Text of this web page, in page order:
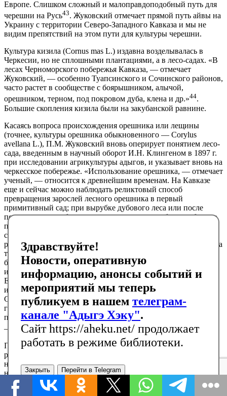
Европе. Слишком сложный и малоправдоподобный путь для
черешни на Русь43. Жуковский отмечает прямой путь айвы на
Украину с территории Северо-Западного Кавказа и мы не
видим препятствий на этом пути для культуры черешни.
Культура кизила (Сornus mas L.) издавна возделывалась в
Черкесии, но не сплошными плантациями, а в лесо-садах. «В
лесах Черноморского побережья Кавказа, — отмечает
Жуковский, — особенно Туапсинского и Сочинского районов,
часто растет в сообществе с боярышником, алычой,
орешником, терном, под покровом дуба, клена и др.»44.
Большие скопления кизила были на закубанской равнине.
Касаясь вопроса происхождения орешника или лещины
(точнее, культуры орешника обыкновенного — Corylus
avellana L.), П.М. Жуковский вновь оперирует понятием лесо-
сада, введенным в научный оборот И.Н. Клингеном в 1897 г.
при исследовании агрикультуры адыгов, и указывает вновь на
черкесское побережье. «Использование орешника, — отмечает
ученый, — относится к древнейшим временам. На Кавказе
еще и сейчас можно наблюдать реликтовый способ
превращения зарослей лесного орешника в первый
примитивный сад; при вырубке дубового леса или после
пожара орешник быстро восстанавливается, образуя обильно
плодоносящие заросли, несколько разреживаемые человеком,
создающим из них первородный сад… Не имея в своем
распоряжении столь огромных дикорастущих ресурсов, как на
территории нашей страны, жители Средиземья вынуждены
были издавна прибегнуть к разведению орешника, а не к
использованию естественных зарослей. Древние народы
Европы и Кавказа намного раньше прибегли к широкому
использованию в пищу семян орешника, нежели народы
Средиземья. Исходный материал, видовой и естественно-
гибридный, попал в Средиземье в основном из
причерноморских горных районов Кавказа (т.е. из Черкесии
— Прим. С.Х. Хотко) и Понта» 45.
Постоянное указание Жуковского на заимствование греками
различных культурных видов и сортов плодовых именно от
населения причерноморской, горной Черкесии наталкивает
нас на два основных вывода: 1) горная Черкесия или Северо-
Западный Кавказ на самом деле являлась центром и очень
древним очагом садоводства; 2) само географическое
Здравствуйте!
Новости, оперативную
информацию, анонсы событий и
мероприятий мы теперь
публикуем в нашем телеграм-
канале "Адыгэ Хэку".
Сайт https://aheku.net/ продолжает
работать в режиме библиотеки.
Закрыть Перейти в Telegram